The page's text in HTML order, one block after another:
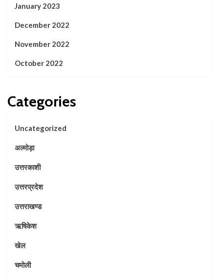
January 2023
December 2022
November 2022
October 2022
Categories
Uncategorized
अल्मोड़ा
उत्तरकाशी
उत्तरप्रदेश
उत्तराखण्ड
ऋषिकेश
खेल
चमोली